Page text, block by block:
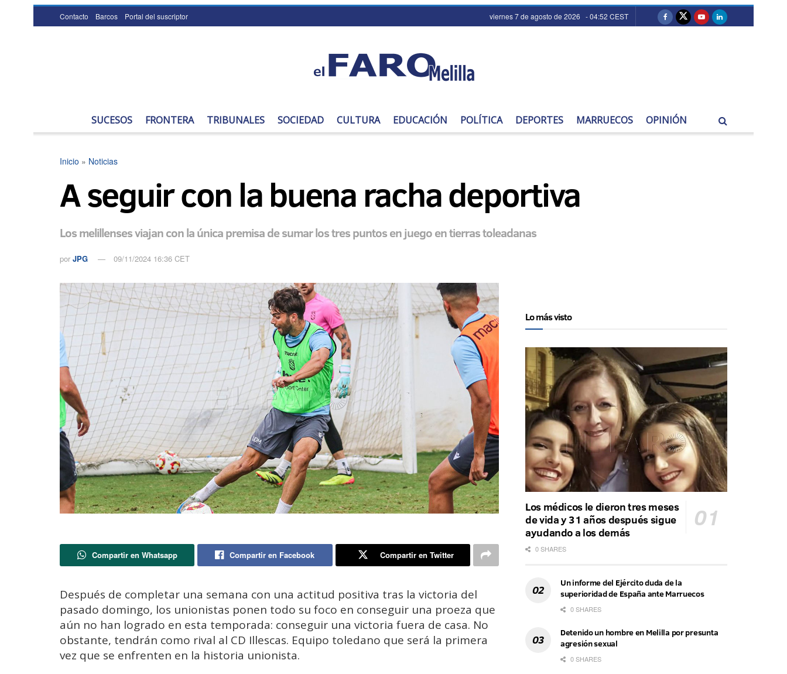
Contacto Barcos Portal del suscriptor viernes 7 de agosto de 2026 - 04:52 CEST
SUCESOS FRONTERA TRIBUNALES SOCIEDAD CULTURA EDUCACIÓN POLÍTICA DEPORTES MARRUECOS OPINIÓN
Inicio » Noticias
A seguir con la buena racha deportiva
Los melillenses viajan con la única premisa de sumar los tres puntos en juego en tierras toleadanas
por JPG 09/11/2024 16:36 CET
Compartir en Whatsapp Compartir en Facebook Compartir en Twitter
Después de completar una semana con una actitud positiva tras la victoria del
pasado domingo, los unionistas ponen todo su foco en conseguir una proeza que
aún no han logrado en esta temporada: conseguir una victoria fuera de casa. No
obstante, tendrán como rival al CD Illescas. Equipo toledano que será la primera
vez que se enfrenten en la historia unionista.
Lo más visto
Los médicos le dieron tres meses
de vida y 31 años después sigue
ayudando a los demás
0 SHARES
Un informe del Ejército duda de la
superioridad de España ante Marruecos
0 SHARES
Detenido un hombre en Melilla por presunta
agresión sexual
0 SHARES